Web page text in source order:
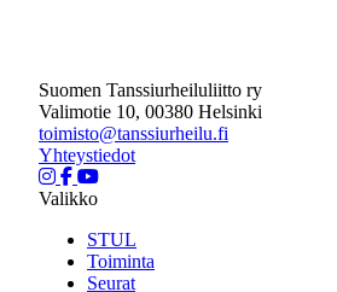
Suomen Tanssiurheiluliitto ry
Valimotie 10, 00380 Helsinki
toimisto@tanssiurheilu.fi
Yhteystiedot
Valikko
STUL
Toiminta
Seurat